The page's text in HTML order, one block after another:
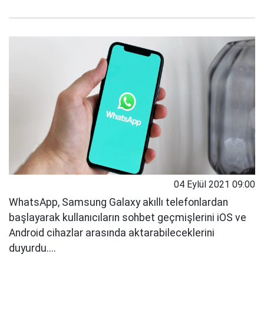
04 Eylül 2021 09:00
WhatsApp, Samsung Galaxy akıllı telefonlardan
başlayarak kullanıcıların sohbet geçmişlerini iOS ve
Android cihazlar arasında aktarabileceklerini
duyurdu....